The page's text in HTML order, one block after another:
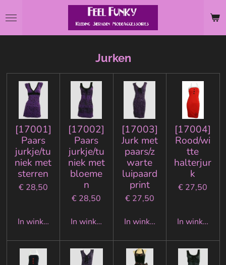
direct
naar
Jurken
[17001]
Paars
jurkje/tu
niek met
sterren
€ 28,50
In winkelwagen
[17002]
Paars
jurkje/tu
niek met
bloeme
n
€ 28,50
In winkelwagen
[17003]
Jurk met
paars/z
warte
luipaard
print
€ 27,50
In winkelwagen
[17004]
Rood/wi
tte
halterjur
k
€ 27,50
In